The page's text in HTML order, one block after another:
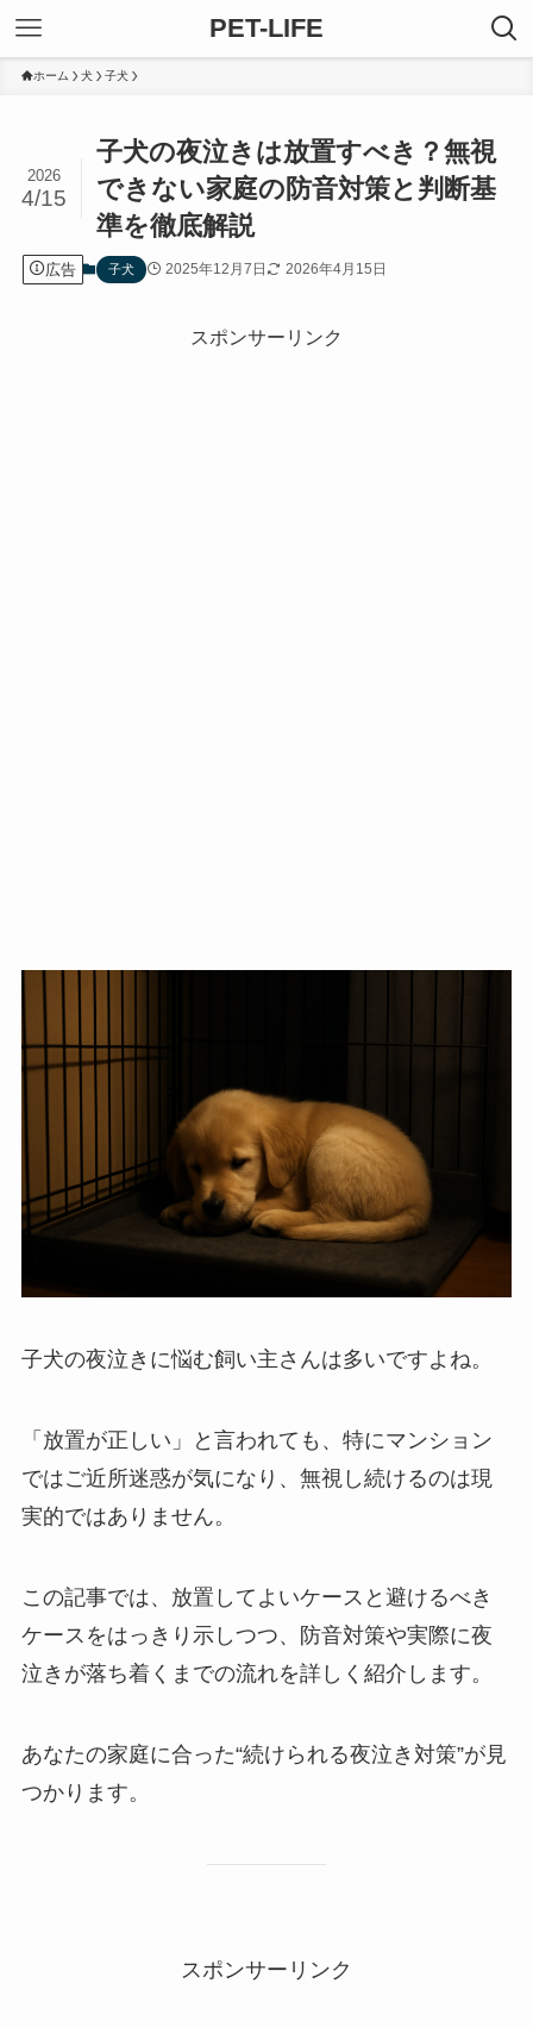
PET-LIFE
ホーム 犬 子犬
子犬の夜泣きは放置すべき？無視
できない家庭の防音対策と判断基
準を徹底解説
2026
4/15
広告 子犬 2025年12月7日 2026年4月15日
スポンサーリンク
子犬の夜泣きに悩む飼い主さんは多いですよね。
「放置が正しい」と言われても、特にマンション
ではご近所迷惑が気になり、無視し続けるのは現
実的ではありません。
この記事では、放置してよいケースと避けるべき
ケースをはっきり示しつつ、防音対策や実際に夜
泣きが落ち着くまでの流れを詳しく紹介します。
あなたの家庭に合った“続けられる夜泣き対策”が見
つかります。
スポンサーリンク